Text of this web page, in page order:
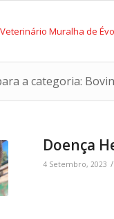
a categoria:
Doença
4 Setembro, 2023 /